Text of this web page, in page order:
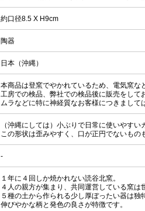
約口径8.5 X H9cm
陶器
日本（沖縄）
本商品は登窯でやかれているため、電気窯な
工房での検品、弊社での検品後に販売をして
ムラなどに特に神経質なお客様につきまして
（沖縄にしては）小ぶりで日常に使いやすい
この形状は歪みやすく、口が正円でないもの
-
１年に４回しか焼かれない読谷北窯。
４人の親方が集まり、共同運営している窯は
５種の土から作られる少し厚ぼったい器は独
伸びやかな柄と発色の良さが特徴です。